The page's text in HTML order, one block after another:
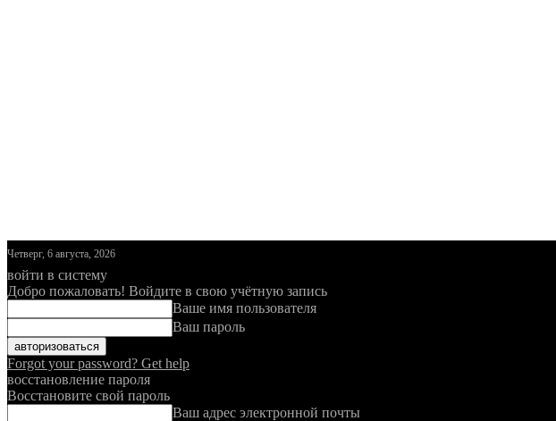
Четверг, 6 августа, 2026
войти в систему
Добро пожаловать! Войдите в свою учётную запись
Ваше имя пользователя
Ваш пароль
Forgot your password? Get help
восстановление пароля
Восстановите свой пароль
Ваш адрес электронной почты